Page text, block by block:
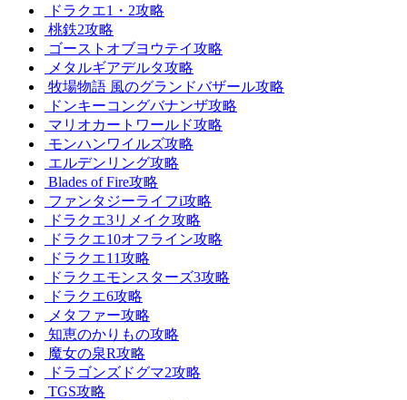
ドラクエ1・2攻略
桃鉄2攻略
ゴーストオブヨウテイ攻略
メタルギアデルタ攻略
牧場物語 風のグランドバザール攻略
ドンキーコングバナンザ攻略
マリオカートワールド攻略
モンハンワイルズ攻略
エルデンリング攻略
Blades of Fire攻略
ファンタジーライフi攻略
ドラクエ3リメイク攻略
ドラクエ10オフライン攻略
ドラクエ11攻略
ドラクエモンスターズ3攻略
ドラクエ6攻略
メタファー攻略
知恵のかりもの攻略
魔女の泉R攻略
ドラゴンズドグマ2攻略
TGS攻略